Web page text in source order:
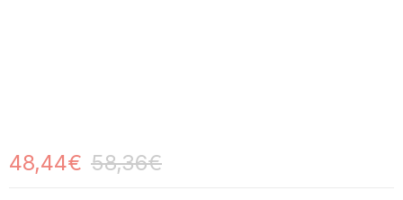
48,44€ 58,36€